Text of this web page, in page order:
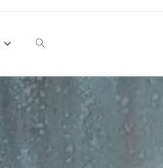
Toggle
website